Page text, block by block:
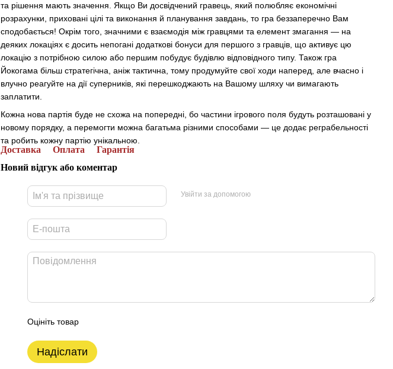
та рішення мають значення. Якщо Ви досвідчений гравець, який полюбляє економічні
розрахунки, приховані цілі та виконання й планування завдань, то гра беззаперечно Вам
сподобається! Окрім того, значними є взаємодія між гравцями та елемент змагання — на
деяких локаціях є досить непогані додаткові бонуси для першого з гравців, що активує цю
локацію з потрібною силою або першим побудує будівлю відповідного типу. Також гра
Йокогама більш стратегічна, аніж тактична, тому продумуйте свої ходи наперед, але вчасно і
влучно реагуйте на дії суперників, які перешкоджають на Вашому шляху чи вимагають
заплатити.
Кожна нова партія буде не схожа на попередні, бо частини ігрового поля будуть розташовані у
новому порядку, а перемогти можна багатьма різними способами — це додає реграбельності
та робить кожну партію унікальною.
Доставка Оплата
Гарантія
Новий відгук або коментар
Увійти за допомогою
Оцініть товар
Надіслати